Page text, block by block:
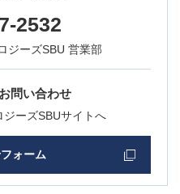
2532
ジーズSBU 営業部
問い合わせ
ーズSBUサイトへ
ォーム